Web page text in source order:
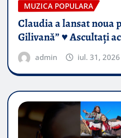
MUZICA POPULARA
Claudia a lansat noua
Gilivană” ♥️ Ascultați
admin iul. 31, 2026